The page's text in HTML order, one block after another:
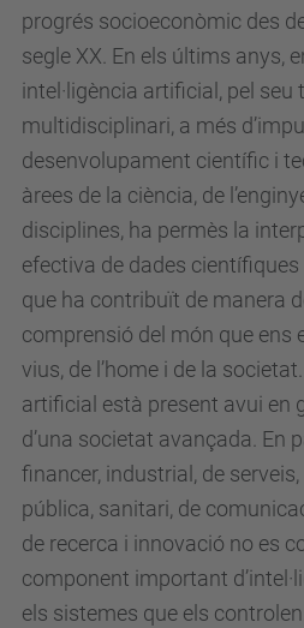
progrés socioeconòmic des
segle XX. En els últims anys,
intel·ligència artificial, pel seu
multidisciplinari, a més
desenvolupament científic i
àrees de la ciència, de
disciplines, ha permès la
efectiva de dades
que ha contribuït de manera
comprensió del món que ens
vius, de l’home i de la
artificial està present avui en
d’una societat avançada. En
financer, industrial, de
pública, sanitari, de
de recerca i innovació no es
component important
els sistemes que els controlen.